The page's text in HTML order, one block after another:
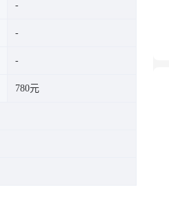
780元